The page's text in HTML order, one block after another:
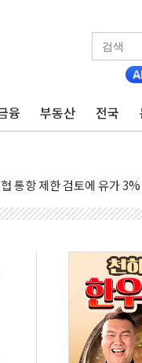
융 부동산 전국
15% 관세…한국 등엔 '합산
국채금리·달러 동반 상승
' 행정명령 서명…출생시민
방어…다음 과제는 '외형
자 귀환 조짐에 전월세시
통항 제한 검토에 유가
락…다우 5거래일 랠리 '마
청래·김민석 후보 - 8월 7
정책 2차 점검회의…주택
나·기자회견·주요 정당 -
즈 통항 제한 추진…美 "통